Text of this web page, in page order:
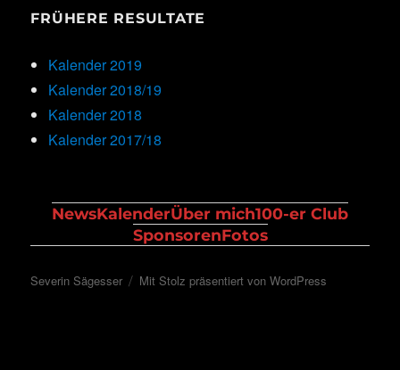
FRÜHERE RESULTATE
Kalender 2019
Kalender 2018/19
Kalender 2018
Kalender 2017/18
NewsKalenderÜber mich100-er Club
SponsorenFotos
Severin Sägesser Mit Stolz präsentiert von WordPress